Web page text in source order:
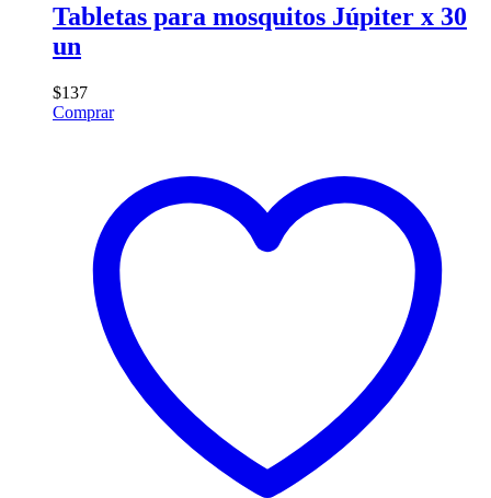
Tabletas para mosquitos Júpiter x 30
un
$137
Comprar